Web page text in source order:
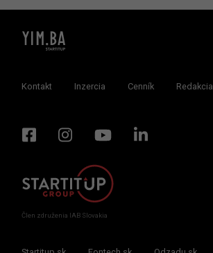
Kontakt Inzercia Cenník Redakcia
Člen združenia IAB Slovakia